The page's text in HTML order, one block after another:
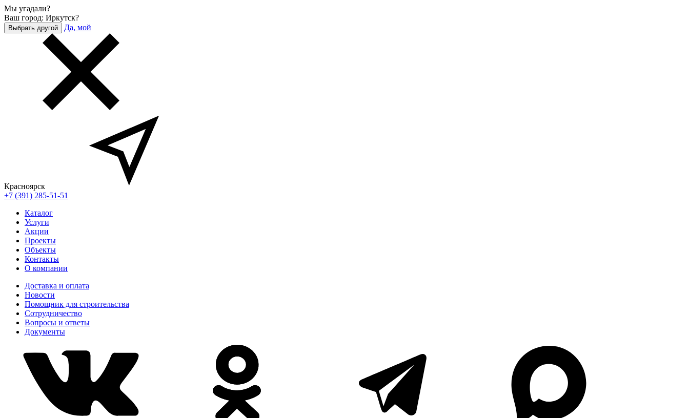
Мы угадали?
Ваш город: Иркутск?
Выбрать другой Да, мой
Красноярск
+7 (391) 285-51-51
Каталог
Услуги
Акции
Проекты
Объекты
Контакты
О компании
Доставка и оплата
Новости
Помощник для строительства
Сотрудничество
Вопросы и ответы
Документы